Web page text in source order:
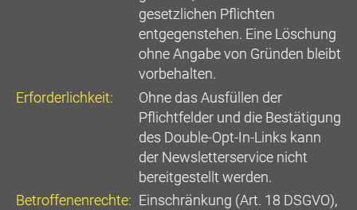
gesetzlichen Pflichten
entgegenstehen. Eine Löschung
ohne Angabe von Gründen bleibt
vorbehalten.
Erforderlichkeit:
Ohne das Ausfüllen der
Pflichtfelder und die Bestätigung
des Double-Opt-In-Links kann
der Newsletterservice nicht
bereitgestellt werden.
Betroffenenrechte: Einschränkung (Art. 18 DSGVO),